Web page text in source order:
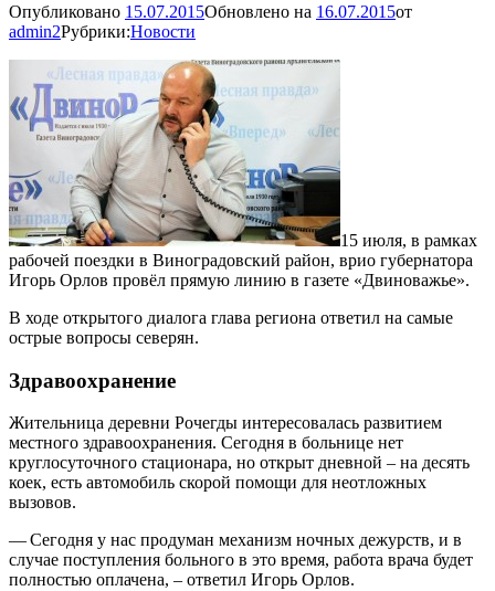
Опубликовано 15.07.2015Обновлено на 16.07.2015от
admin2Рубрики:Новости
15 июля, в рамках
рабочей поездки в Виноградовский район, врио губернатора
Игорь Орлов провёл прямую линию в газете «Двиноважье».
В ходе открытого диалога глава региона ответил на самые
острые вопросы северян.
Здравоохранение
Жительница деревни Рочегды интересовалась развитием
местного здравоохранения. Сегодня в больнице нет
круглосуточного стационара, но открыт дневной – на десять
коек, есть автомобиль скорой помощи для неотложных
вызовов.
— Сегодня у нас продуман механизм ночных дежурств, и в
случае поступления больного в это время, работа врача будет
полностью оплачена, – ответил Игорь Орлов.